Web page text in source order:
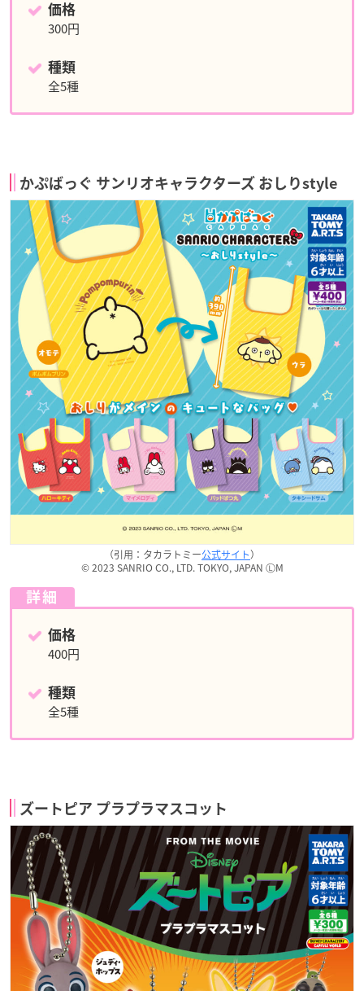
価格
300円
種類
全5種
かぷばっぐ サンリオキャラクターズ おしりstyle
（引用：タカラトミー公式サイト）
© 2023 SANRIO CO., LTD. TOKYO, JAPAN ⓁM
詳細
価格
400円
種類
全5種
ズートピア プラプラマスコット